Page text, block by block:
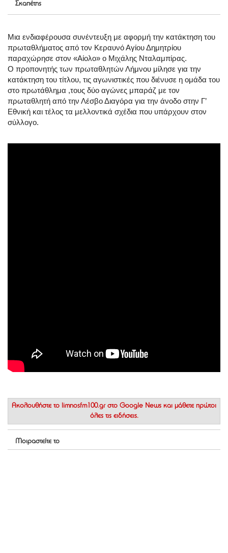
Σκαπέτης
Μια ενδιαφέρουσα συνέντευξη με αφορμή την κατάκτηση του
πρωταθλήματος από τον Κεραυνό Αγίου Δημητρίου
παραχώρησε στον «Αίολο» ο Μιχάλης Νταλαμπίρας.
Ο προπονητής των πρωταθλητών Λήμνου μίλησε για την
κατάκτηση του τίτλου, τις αγωνιστικές που διένυσε η ομάδα του
στο πρωτάθλημα ,τους δύο αγώνες μπαράζ με τον
πρωταθλητή από την Λέσβο Διαγόρα για την άνοδο στην Γ’
Εθνική και τέλος τα μελλοντικά σχέδια που υπάρχουν στον
σύλλογο.
Ακολουθήστε το limnosfm100.gr στο Google News και μάθετε πρώτοι
όλες τις ειδήσεις.
Μοιραστείτε το